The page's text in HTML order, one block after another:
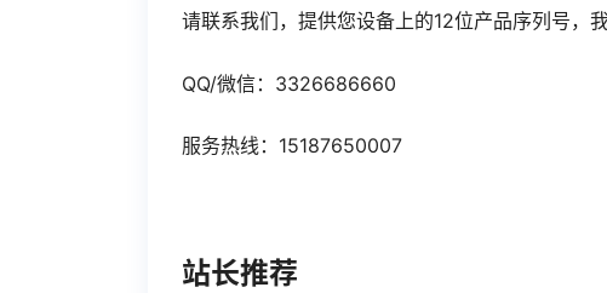
请联系我们，提供您设备上的12位产品序列号，我
QQ/微信：3326686660
服务热线：15187650007
站长推荐